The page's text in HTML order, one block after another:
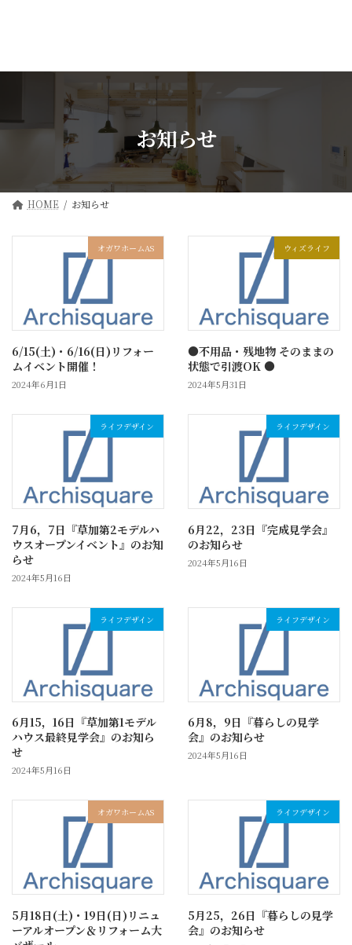
ッ
移
お知らせ
HOME お知らせ
オガワホームAS
6/15(土)・6/16(日)リフォー
ムイベント開催！
2024年6月1日
ウィズライフ
●不用品・残地物 そのままの
状態で引渡OK ●
2024年5月31日
ライフデザイン
7月6，7日『草加第2モデルハ
ウスオープンイベント』のお知
らせ
2024年5月16日
ライフデザイン
6月22，23日『完成見学会』
のお知らせ
2024年5月16日
ライフデザイン
6月15，16日『草加第1モデル
ハウス最終見学会』のお知ら
せ
2024年5月16日
ライフデザイン
6月8，9日『暮らしの見学
会』のお知らせ
2024年5月16日
オガワホームAS
5月18日(土)・19日(日)リニュ
ーアルオープン＆リフォーム大
ライフデザイン
5月25，26日『暮らしの見学
会』のお知らせ